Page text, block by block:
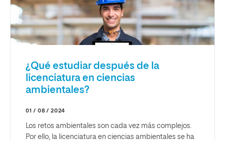
¿Qué estudiar después de la
licenciatura en ciencias
ambientales?
01 / 08 / 2024
Los retos ambientales son cada vez más complejos.
Por ello, la licenciatura en ciencias ambientales se ha